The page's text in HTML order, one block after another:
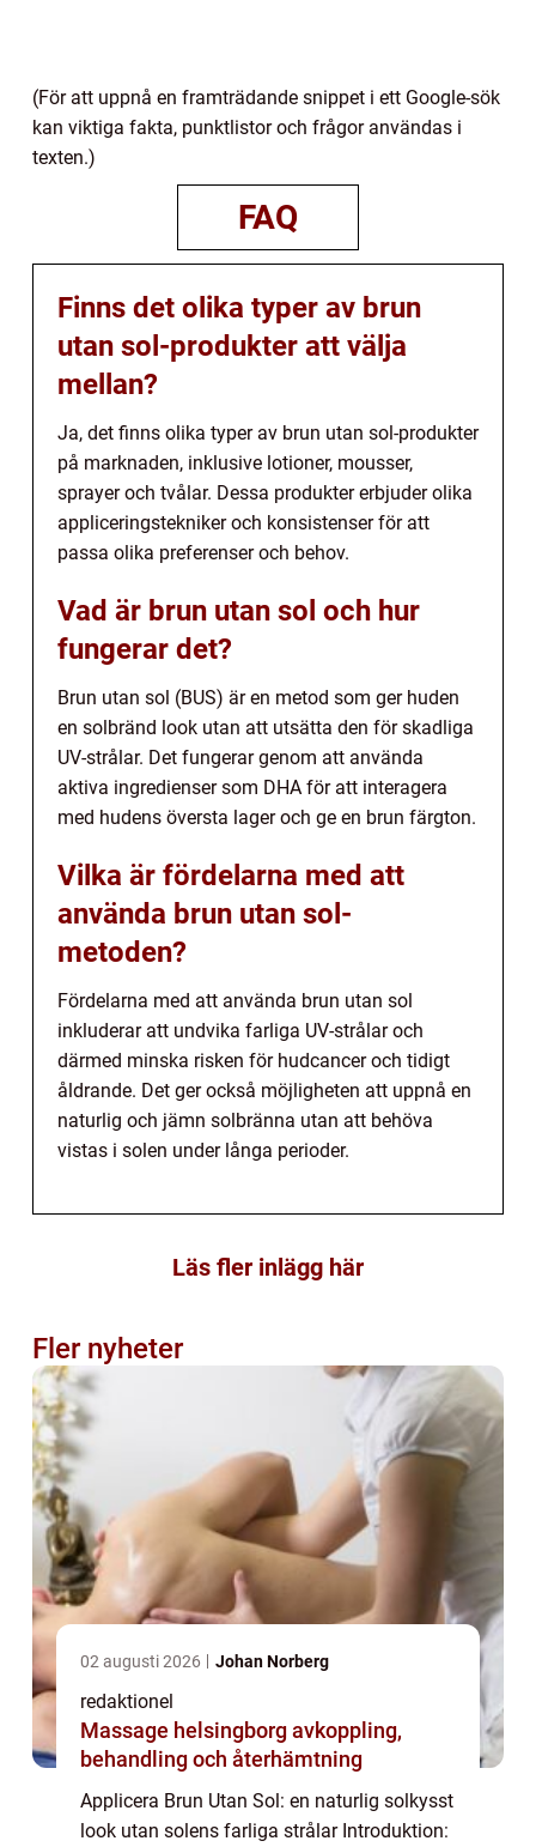
(För att uppnå en framträdande snippet i ett Google-sök
kan viktiga fakta, punktlistor och frågor användas i
texten.)
FAQ
Finns det olika typer av brun
utan sol-produkter att välja
mellan?
Ja, det finns olika typer av brun utan sol-produkter
på marknaden, inklusive lotioner, mousser,
sprayer och tvålar. Dessa produkter erbjuder olika
appliceringstekniker och konsistenser för att
passa olika preferenser och behov.
Vad är brun utan sol och hur
fungerar det?
Brun utan sol (BUS) är en metod som ger huden
en solbränd look utan att utsätta den för skadliga
UV-strålar. Det fungerar genom att använda
aktiva ingredienser som DHA för att interagera
med hudens översta lager och ge en brun färgton.
Vilka är fördelarna med att
använda brun utan sol-
metoden?
Fördelarna med att använda brun utan sol
inkluderar att undvika farliga UV-strålar och
därmed minska risken för hudcancer och tidigt
åldrande. Det ger också möjligheten att uppnå en
naturlig och jämn solbränna utan att behöva
vistas i solen under långa perioder.
Läs fler inlägg här
Fler nyheter
02 augusti 2026 Johan Norberg
redaktionel
Massage helsingborg avkoppling,
behandling och återhämtning
Applicera Brun Utan Sol: en naturlig solkysst
look utan solens farliga strålar Introduktion: